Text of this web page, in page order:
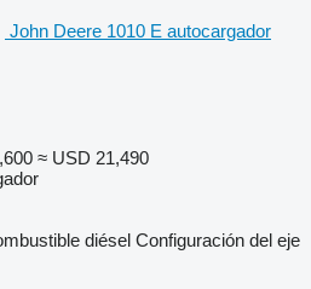
John Deere 1010 E autocargador
≈ USD 21,490
diésel Configuración del eje